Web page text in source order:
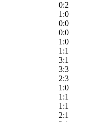
0:2
1:0
0:0
0:0
1:0
1:1
3:1
3:3
2:3
1:0
1:1
1:1
2:1